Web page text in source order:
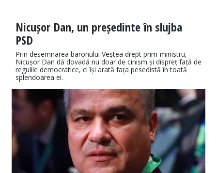
Nicușor Dan, un președinte în slujba
PSD
Prin desemnarea baronului Veștea drept prim-ministru,
Nicușor Dan dă dovadă nu doar de cinism și dispreț față de
regulile democratice, ci își arată fața pesedistă în toată
splendoarea ei.